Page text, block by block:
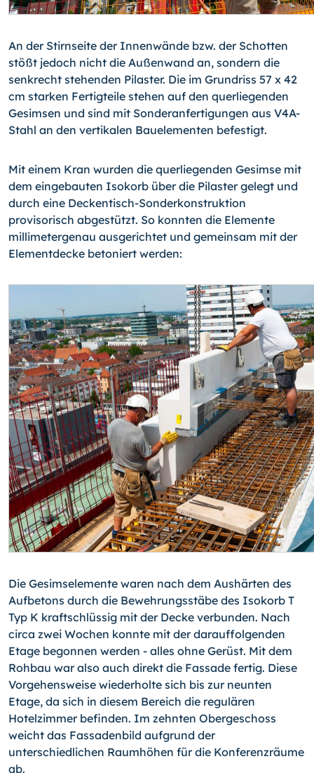
An der Stirnseite der Innenwände bzw. der Schotten
stößt jedoch nicht die Außenwand an, sondern die
senkrecht stehenden Pilaster. Die im Grundriss 57 x 42
cm starken Fertigteile stehen auf den querliegenden
Gesimsen und sind mit Sonderanfertigungen aus V4A-
Stahl an den vertikalen Bauelementen befestigt.
Mit einem Kran wurden die querliegenden Gesimse mit
dem eingebauten Isokorb über die Pilaster gelegt und
durch eine Deckentisch-Sonderkonstruktion
provisorisch abgestützt. So konnten die Elemente
millimetergenau ausgerichtet und gemeinsam mit der
Elementdecke betoniert werden:
Die Gesimselemente waren nach dem Aushärten des
Aufbetons durch die Bewehrungsstäbe des Isokorb T
Typ K kraftschlüssig mit der Decke verbunden. Nach
circa zwei Wochen konnte mit der darauffolgenden
Etage begonnen werden - alles ohne Gerüst. Mit dem
Rohbau war also auch direkt die Fassade fertig. Diese
Vorgehensweise wiederholte sich bis zur neunten
Etage, da sich in diesem Bereich die regulären
Hotelzimmer befinden. Im zehnten Obergeschoss
weicht das Fassadenbild aufgrund der
unterschiedlichen Raumhöhen für die Konferenzräume
ab.